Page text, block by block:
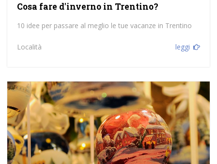
Cosa fare d'inverno in Trentino?
10 idee per passare al meglio le tue vacanze in Trentino
Località leggi